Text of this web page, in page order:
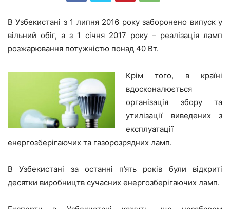
В Узбекистані з 1 липня 2016 року заборонено випуск у
вільний обіг, а з 1 січня 2017 року – реалізація ламп
розжарювання потужністю понад 40 Вт.
Крім того, в країні
вдосконалюється
організація збору та
утилізації виведених з
експлуатації
енергозберігаючих та газорозрядних ламп.
В Узбекистані за останні п’ять років були відкриті
десятки виробництв сучасних енергозберігаючих ламп.